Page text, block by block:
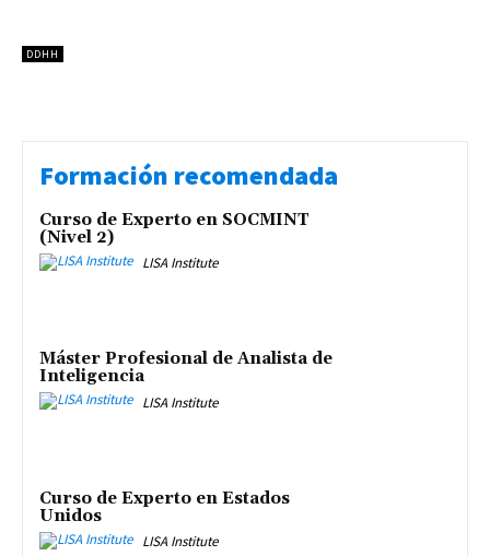
DDHH
Formación recomendada
Curso de Experto en SOCMINT
(Nivel 2)
LISA Institute
Máster Profesional de Analista de
Inteligencia
LISA Institute
Curso de Experto en Estados
Unidos
LISA Institute